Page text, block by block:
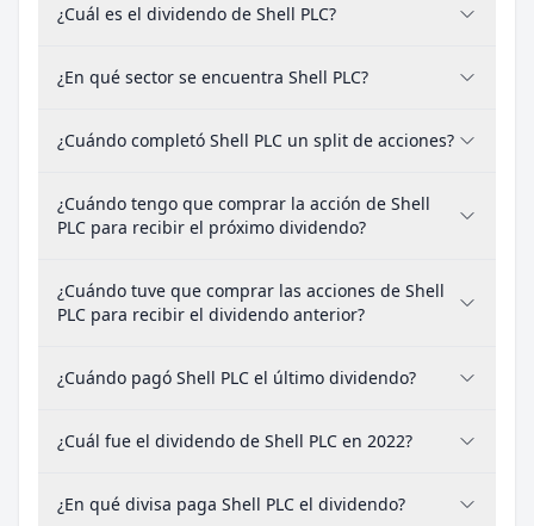
¿Cuál es el dividendo de Shell PLC?
¿En qué sector se encuentra Shell PLC?
¿Cuándo completó Shell PLC un split de acciones?
¿Cuándo tengo que comprar la acción de Shell
PLC para recibir el próximo dividendo?
¿Cuándo tuve que comprar las acciones de Shell
PLC para recibir el dividendo anterior?
¿Cuándo pagó Shell PLC el último dividendo?
¿Cuál fue el dividendo de Shell PLC en 2022?
¿En qué divisa paga Shell PLC el dividendo?